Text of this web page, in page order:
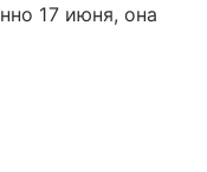
17 июня, она